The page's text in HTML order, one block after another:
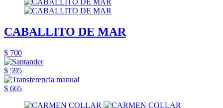
CABALLITO DE MAR
$ 700
$ 595
$ 665